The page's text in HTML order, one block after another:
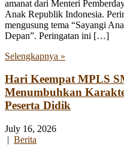
amanat dari Menteri
Anak Republik Indonesia.
mengusung tema “Sayangi
Depan”. Peringatan ini […]
Selengkapnya »
Hari Keempat MPLS
Menumbuhkan
Peserta Didik
July 16, 2026
| Berita